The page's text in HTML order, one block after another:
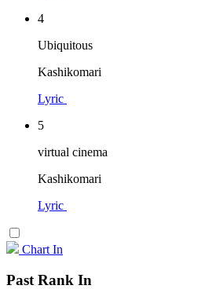
4
Ubiquitous
Kashikomari
Lyric
5
virtual cinema
Kashikomari
Lyric
Chart In
Past Rank In